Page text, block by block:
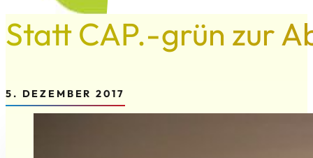
Statt CAP.-grün zur
5. DEZEMBER 2017